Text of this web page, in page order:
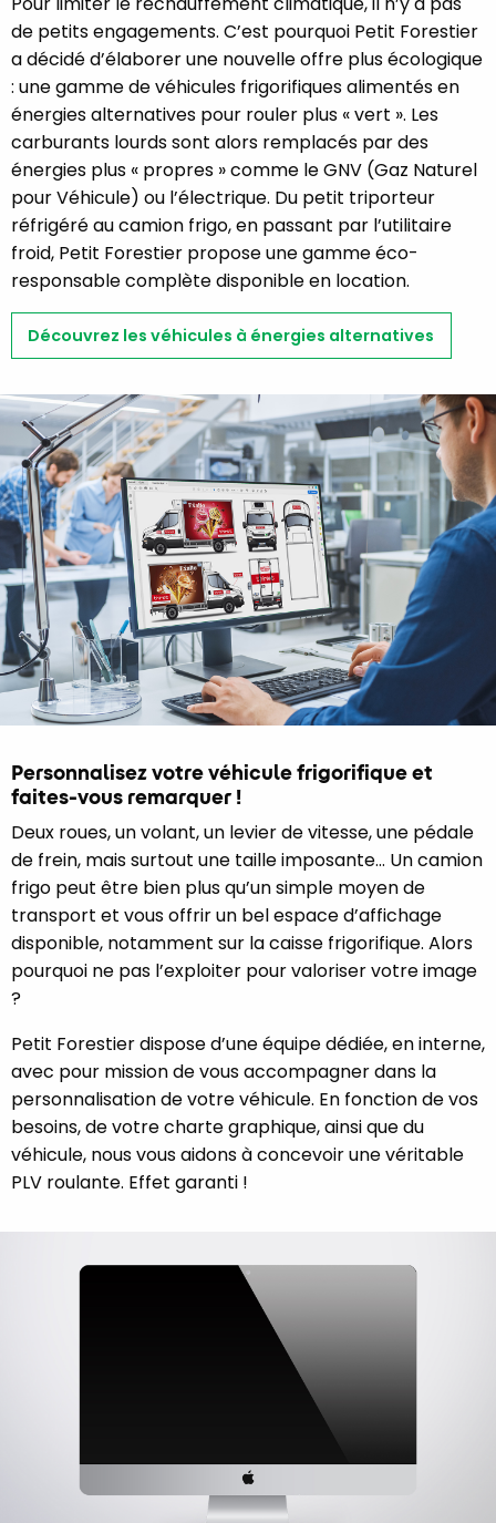
de petits engagements. C’est pourquoi Petit Forestier
a décidé d’élaborer une nouvelle offre plus écologique
: une gamme de véhicules frigorifiques alimentés en
énergies alternatives pour rouler plus « vert ». Les
carburants lourds sont alors remplacés par des
énergies plus « propres » comme le GNV (Gaz Naturel
pour Véhicule) ou l’électrique. Du petit triporteur
réfrigéré au camion frigo, en passant par l’utilitaire
froid, Petit Forestier propose une gamme éco-
responsable complète disponible en location.
Découvrez les véhicules à énergies alternatives
Personnalisez votre véhicule frigorifique et
faites-vous remarquer !
Deux roues, un volant, un levier de vitesse, une pédale
de frein, mais surtout une taille imposante… Un camion
frigo peut être bien plus qu’un simple moyen de
transport et vous offrir un bel espace d’affichage
disponible, notamment sur la caisse frigorifique. Alors
pourquoi ne pas l’exploiter pour valoriser votre image
?
Petit Forestier dispose d’une équipe dédiée, en interne,
avec pour mission de vous accompagner dans la
personnalisation de votre véhicule. En fonction de vos
besoins, de votre charte graphique, ainsi que du
véhicule, nous vous aidons à concevoir une véritable
PLV roulante. Effet garanti !